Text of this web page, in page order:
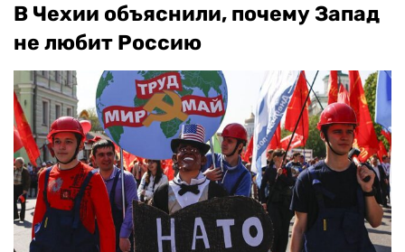
В Чехии объяснили, почему Запад
не любит Россию